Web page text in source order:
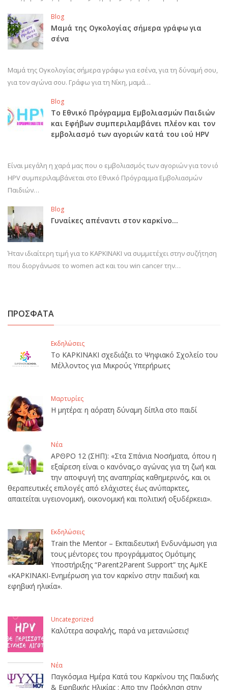
Blog
Μαμά της Ογκολογίας σήμερα γράφω για
σένα
Μαμά της Ογκολογίας σήμερα γράφω για εσένα, για τη δύναμή σου,
για τον αγώνα σου. Γράφω για τη Νίκη, μαμά…
Blog
Το Εθνικό Πρόγραμμα Εμβολιασμών Παιδιών
και Εφήβων συμπεριλαμβάνει πλέον και τον
εμβολιασμό των αγοριών κατά του ιού HPV
Είναι μεγάλη η χαρά μας που ο εμβολιασμός των αγοριών για τον ιό
HPV συμπεριλαμβάνεται στο Εθνικό Πρόγραμμα Εμβολιασμών
Παιδιών…
Blog
Γυναίκες απέναντι στον καρκίνο…
Ήταν ιδιαίτερη τιμή για το ΚΑΡΚΙΝΑΚΙ να συμμετέχει στην συζήτηση
που διοργάνωσε το women act και του win cancer την…
ΠΡΟΣΦΑΤΑ
Εκδηλώσεις
Το ΚΑΡΚΙΝΑΚΙ σχεδιάζει το Ψηφιακό Σχολείο του
Μέλλοντος για Μικρούς Υπερήρωες
Μαρτυρίες
Η μητέρα: η αόρατη δύναμη δίπλα στο παιδί
Νέα
ΑΡΘΡΟ 12 (ΣΗΠ): «Στα Σπάνια Νοσήματα, όπου η
εξαίρεση είναι ο κανόνας,ο αγώνας για τη ζωή και
την αποφυγή της αναπηρίας καθημερινός, και οι
θεραπευτικές επιλογές από ελάχιστες έως ανύπαρκτες,
απαιτείται υγειονομική, οικονομική και πολιτική οξυδέρκεια».
Εκδηλώσεις
Train the Mentor – Εκπαιδευτική Ενδυνάμωση για
τους μέντορες του προγράμματος Ομότιμης
Υποστήριξης “Parent2Parent Support” της ΑμΚΕ
«ΚΑΡΚΙΝΑΚΙ-Ενημέρωση για τον καρκίνο στην παιδική και
εφηβική ηλικία».
Uncategorized
Καλύτερα ασφαλής, παρά να μετανιώσεις!
Νέα
Παγκόσμια Ημέρα Κατά του Καρκίνου της Παιδικής
& Εφηβικής Ηλικίας : Απο την Πρόκληση στην